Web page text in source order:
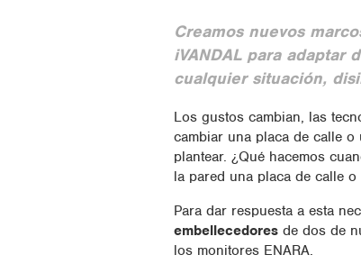
Creamos nuevos
iVANDAL para adaptar
cualquier situación,
Los gustos cambian, las
cambiar una placa de calle
plantear. ¿Qué hacemos
la pared una placa de calle
Para dar respuesta a esta
embellecedoresde dos de
los monitores ENARA.